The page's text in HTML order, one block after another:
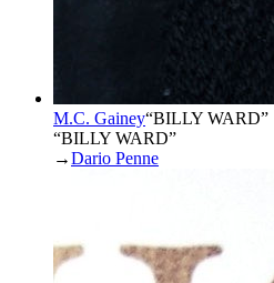
M.C. Gainey“BILLY WARD”
“BILLY WARD”
→Dario Penne